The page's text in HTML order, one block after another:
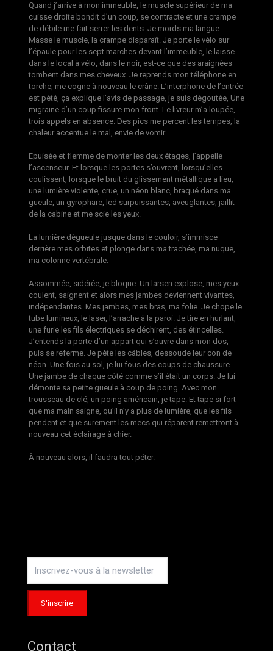
Quand j’arrive à mon immeuble, le muscle supérieur de ma
cuisse droite bondit d’un coup, se contracte et une crampe
de débile me fait serrer les dents. Je mords ma langue.
Masse le muscle, la crampe disparaît. Je porte le vélo sur
l’épaule pour les sept marches devant l’immeuble, le laisse
dans le local à vélo, dans le noir, est-ce que des araignées
tombent dans mes cheveux. Je reprends mon téléphone en
torche, me cogne à nouveau le crâne. L’interphone de l’entrée
est pété, ça explique l’avis de passage, je suis dégoutée, Une
migraine d’un coup fissure mon front. Le livreur m’a loupée,
trois appels en absence. Des pics me percent les tempes, la
chaleur accentue le mal, envie de vomir.
Epuisée et flemme de monter les deux étages, j’appelle
l’ascenseur. Et lorsque les portes s’ouvrent, lorsqu’elles
coulissent, lorsque le bruit du glissement métallique a lieu,
une lumière violente, crue, un néon blanc, braqué dans ma
gueule, un gyrophare, led surpuissantes, aveuglantes, jaillit
de la cabine et me scie les yeux.
La lumière dégueule jusque dans le couloir, s’immisce
derrière mes orbites et plonge dans ma trachée, ma nuque,
ma colonne vertébrale.
Assommée, sidérée, je bloque. Un larsen explose, mes yeux
coulent, saignent et alors mes jambes deviennent vivantes,
indépendantes. Mes jambes, mes bras, ma folie. Je chope le
tube lumineux, le laser, l’arrache à la paroi. Je tire en hurlant,
une furie les fils électriques se déchirent, des étincelles.
J’entends la porte d’un appart qui s’ouvre dans mon dos,
puis se referme. Je pète les câbles, dessoude leur con de
néon. Une fois au sol, je lui fous des coups de chaussure.
Une jambe de chaque côté comme s’il était un corps. Je lui
démonte sa petite gueule à coup de poing. Avec mon
trousseau de clé, un poing américain, je tape. Et tape si fort
que ma main saigne, qu’il n’y a plus de lumière, que les fils
pendent et que surement les mecs qui réparent remettront à
nouveau cet éclairage à chier.
À nouveau alors, il faudra tout péter.
Contact